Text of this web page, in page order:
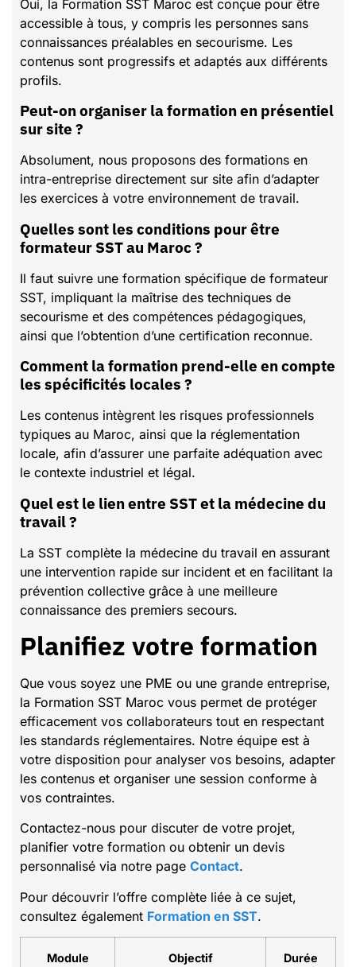
Oui, la Formation SST Maroc est conçue pour être
accessible à tous, y compris les personnes sans
connaissances préalables en secourisme. Les
contenus sont progressifs et adaptés aux différents
profils.
Peut-on organiser la formation en présentiel
sur site ?
Absolument, nous proposons des formations en
intra-entreprise directement sur site afin d’adapter
les exercices à votre environnement de travail.
Quelles sont les conditions pour être
formateur SST au Maroc ?
Il faut suivre une formation spécifique de formateur
SST, impliquant la maîtrise des techniques de
secourisme et des compétences pédagogiques,
ainsi que l’obtention d’une certification reconnue.
Comment la formation prend-elle en compte
les spécificités locales ?
Les contenus intègrent les risques professionnels
typiques au Maroc, ainsi que la réglementation
locale, afin d’assurer une parfaite adéquation avec
le contexte industriel et légal.
Quel est le lien entre SST et la médecine du
travail ?
La SST complète la médecine du travail en assurant
une intervention rapide sur incident et en facilitant la
prévention collective grâce à une meilleure
connaissance des premiers secours.
Planifiez votre formation
Que vous soyez une PME ou une grande entreprise,
la Formation SST Maroc vous permet de protéger
efficacement vos collaborateurs tout en respectant
les standards réglementaires. Notre équipe est à
votre disposition pour analyser vos besoins, adapter
les contenus et organiser une session conforme à
vos contraintes.
Contactez-nous pour discuter de votre projet,
planifier votre formation ou obtenir un devis
personnalisé via notre page Contact.
Pour découvrir l’offre complète liée à ce sujet,
consultez également Formation en SST.
Module Objectif
Durée